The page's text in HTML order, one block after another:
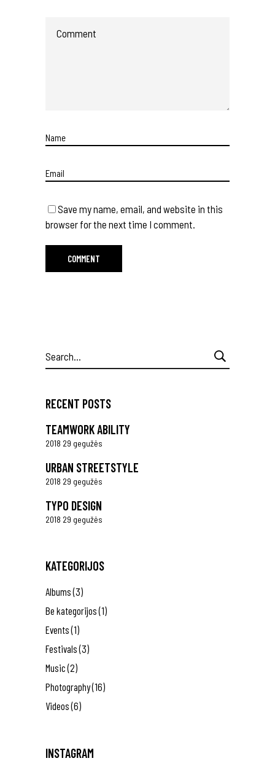
Save my name, email, and website in this
browser for the next time I comment.
Search
for:
RECENT POSTS
TEAMWORK ABILITY
2018 29 gegužės
URBAN STREETSTYLE
2018 29 gegužės
TYPO DESIGN
2018 29 gegužės
KATEGORIJOS
Albums(3)
Be kategorijos(1)
Events(1)
Festivals(3)
Music(2)
Photography(16)
Videos(6)
INSTAGRAM